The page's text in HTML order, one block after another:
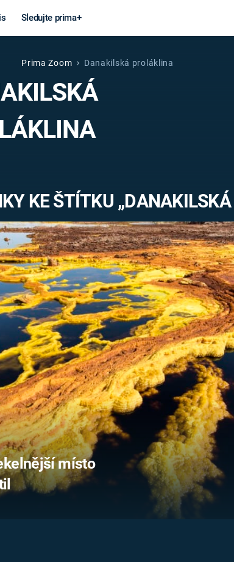
Sledujte prima+
Věda a
technika
KORONAVIRUS
Záhady a
konspirace
UFO A
MIMOZEMŠŤANÉ
UTAJENÉ PŘÍBĚHY
ČESKÝCH DĚJIN
ALTERNATIVNÍ
HISTORIE
FILMY
REALITA
HORORY
REALITA
OPTICKÉ
KLAMY
Prima Zoom Danakilská proláklina
KE ŠTÍTKU
místo